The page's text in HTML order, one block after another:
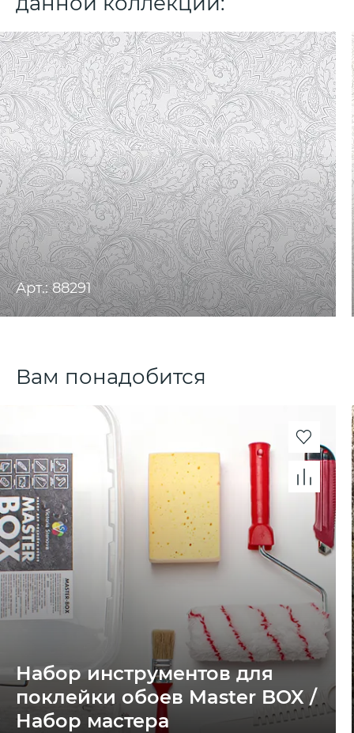
Арт.: 88291
Вам понадобится
Набор инструментов для
поклейки обоев Master BOX /
Набор мастера